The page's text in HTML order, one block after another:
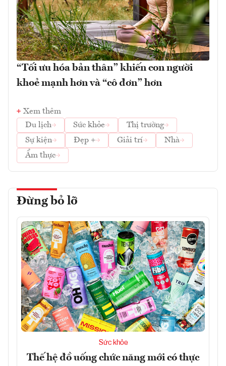
“Tối ưu hóa bản thân” khiến con người
khoẻ mạnh hơn và “cô đơn” hơn
Xem thêm
Du lịch
Sức khỏe
Thị trường
Sự kiện
Đẹp + Giải trí
Nhà
Ẩm thực
Đừng bỏ lỡ
Sức khỏe
Thế hệ đồ uống chức năng mới có thực